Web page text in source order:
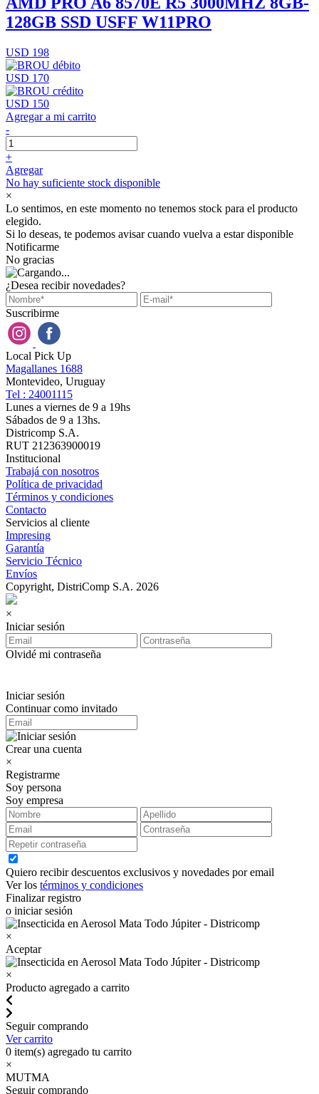
128GB SSD USFF W11PRO
USD 198
USD 170
USD 150
Agregar a mi carrito
-
+
Agregar
No hay suficiente stock disponible
×
Lo sentimos, en este momento no tenemos stock para el producto
elegido.
Si lo deseas, te podemos avisar cuando vuelva a estar disponible
Notificarme
No gracias
¿Desea recibir novedades?
Suscribirme
Local Pick Up
Magallanes 1688
Montevideo, Uruguay
Tel : 24001115
Lunes a viernes de 9 a 19hs
Sábados de 9 a 13hs.
Districomp S.A.
RUT 212363900019
Institucional
Trabajá con nosotros
Política de privacidad
Términos y condiciones
Contacto
Servicios al cliente
Impresing
Garantía
Servicio Técnico
Envíos
Copyright, DistriComp S.A. 2026
×
Iniciar sesión
Olvidé mi contraseña
Iniciar sesión
Continuar como invitado
Crear una cuenta
×
Registrarme
Soy persona
Soy empresa
Quiero recibir descuentos exclusivos y novedades por email
Ver los términos y condiciones
Finalizar registro
o iniciar sesión
×
Aceptar
×
Producto agregado a carrito
Seguir comprando
Ver carrito
0 item(s) agregado tu carrito
×
MUTMA
Seguir comprando